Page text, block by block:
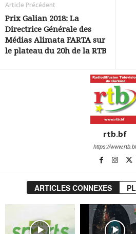
Article Précédent
Prix Galian 2018: La
Directrice Générale des
Médias Alimata FARTA sur
le plateau du 20h de la RTB
rtb.bf
https://www.rtb.bf
ARTICLES CONNEXES